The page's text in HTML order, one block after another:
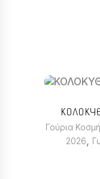
Γούρια
2026,